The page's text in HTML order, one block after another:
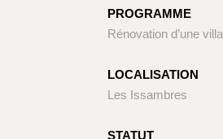
PROGRAMME
Rénovation d’une villa
LOCALISATION
Les Issambres
STATUT